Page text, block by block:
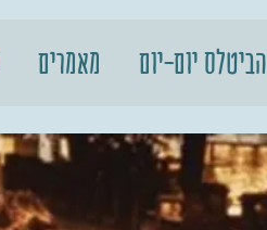
מאמרים הביטלס יום-יום